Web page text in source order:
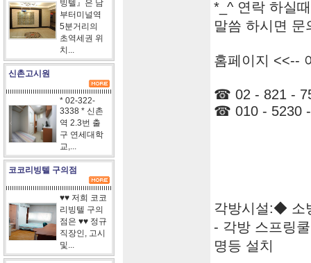
빙텔』은 남
부터미널역
5분거리의
초역세권 위
치...
신촌고시원
* 02-322-
3338 * 신촌
역 2.3번 출
구 연세대학
교,...
코코리빙텔 구의점
♥♥ 저희 코코
리빙텔 구의
점은 ♥♥ 정규
직장인, 고시
및...
*_^ 연락 하실
말씀 하시면 문
홈페이지 <<--
☎ 02 - 821 -
☎ 010 - 5230
각방시설:◆ 소
- 각방 스프링
명등 설치